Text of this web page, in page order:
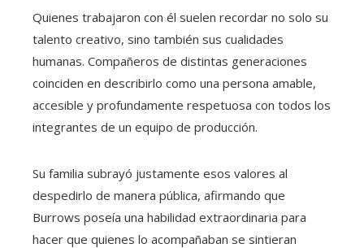
Quienes trabajaron con él suelen recordar no solo su
talento creativo, sino también sus cualidades
humanas. Compañeros de distintas generaciones
coinciden en describirlo como una persona amable,
accesible y profundamente respetuosa con todos los
integrantes de un equipo de producción.
Su familia subrayó justamente esos valores al
despedirlo de manera pública, afirmando que
Burrows poseía una habilidad extraordinaria para
hacer que quienes lo acompañaban se sintieran